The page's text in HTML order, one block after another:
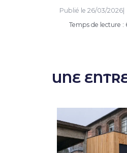
Publié le 26/03/2026
Temps de lecture :
UNE